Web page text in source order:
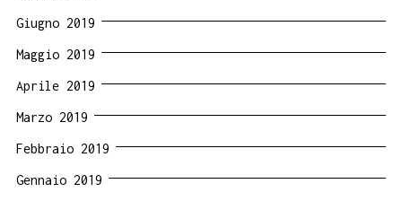
Giugno 2019
Maggio 2019
Aprile 2019
Marzo 2019
Febbraio 2019
Gennaio 2019